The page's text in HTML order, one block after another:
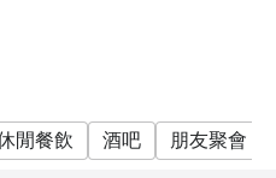
will be valid for 2 hours
閒餐飲 酒吧 朋友聚會